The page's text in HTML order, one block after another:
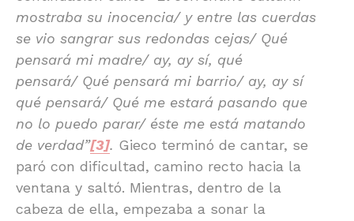
mostraba su inocencia/ y entre las cuerdas
se vio sangrar sus redondas cejas/ Qué
pensará mi madre/ ay, ay sí, qué
pensará/ Qué pensará mi barrio/ ay, ay sí
qué pensará/ Qué me estará pasando que
no lo puedo parar/ éste me está matando
de verdad”[3]. Gieco terminó de cantar, se
paró con dificultad, camino recto hacia la
ventana y saltó. Mientras, dentro de la
cabeza de ella, empezaba a sonar la